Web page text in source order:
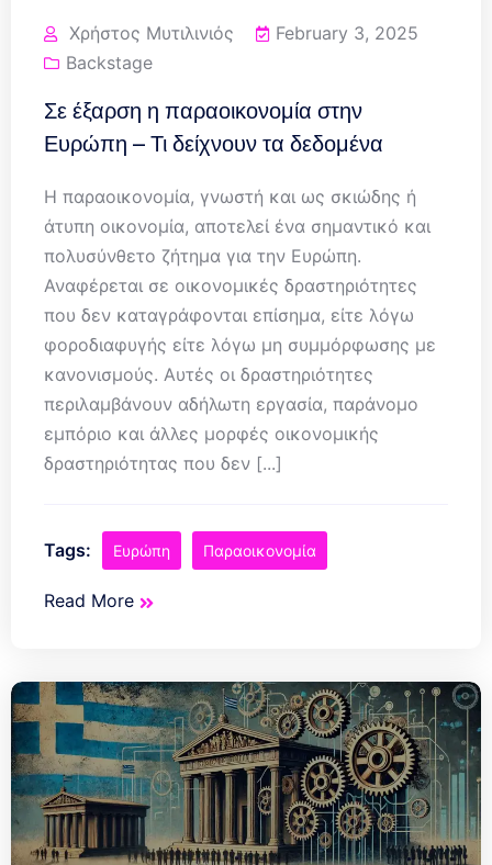
Χρήστος Μυτιλινιός
February 3, 2025
Backstage
Σε έξαρση η παραοικονομία στην
Ευρώπη – Τι δείχνουν τα δεδομένα
Η παραοικονομία, γνωστή και ως σκιώδης ή
άτυπη οικονομία, αποτελεί ένα σημαντικό και
πολυσύνθετο ζήτημα για την Ευρώπη.
Αναφέρεται σε οικονομικές δραστηριότητες
που δεν καταγράφονται επίσημα, είτε λόγω
φοροδιαφυγής είτε λόγω μη συμμόρφωσης με
κανονισμούς. Αυτές οι δραστηριότητες
περιλαμβάνουν αδήλωτη εργασία, παράνομο
εμπόριο και άλλες μορφές οικονομικής
δραστηριότητας που δεν [...]
Tags: Ευρώπη Παραοικονομία
Read More